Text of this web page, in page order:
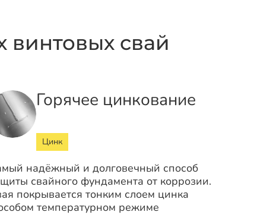
свай
Горячее цинкование
Цинк
надёжный и долговечный способ
свайного фундамента от коррозии.
покрывается тонким слоем цинка
температурном режиме